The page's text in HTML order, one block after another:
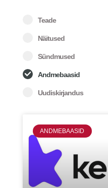
Teade
Näitused
Sündmused
Andmebaasid
Uudiskirjandus
ANDMEBAASID